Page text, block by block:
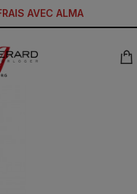
AVEC ALMA